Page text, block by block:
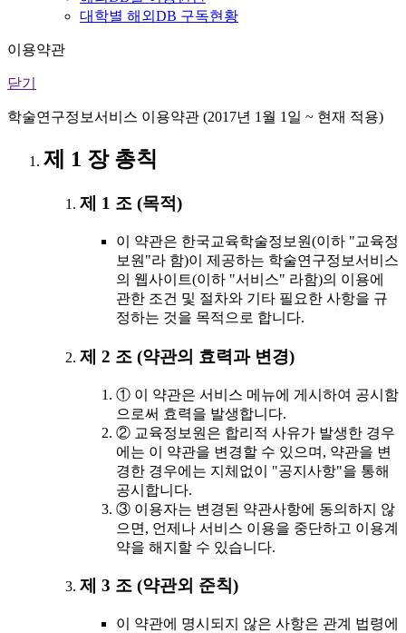
대학별 해외DB 구독현황
이용약관
닫기
학술연구정보서비스 이용약관 (2017년 1월 1일 ~ 현재 적용)
제 1 장 총칙
제 1 조 (목적)
이 약관은 한국교육학술정보원(이하 "교육정
보원"라 함)이 제공하는 학술연구정보서비스
의 웹사이트(이하 "서비스" 라함)의 이용에
관한 조건 및 절차와 기타 필요한 사항을 규
정하는 것을 목적으로 합니다.
제 2 조 (약관의 효력과 변경)
① 이 약관은 서비스 메뉴에 게시하여 공시함
으로써 효력을 발생합니다.
② 교육정보원은 합리적 사유가 발생한 경우
에는 이 약관을 변경할 수 있으며, 약관을 변
경한 경우에는 지체없이 "공지사항"을 통해
공시합니다.
③ 이용자는 변경된 약관사항에 동의하지 않
으면, 언제나 서비스 이용을 중단하고 이용계
약을 해지할 수 있습니다.
제 3 조 (약관외 준칙)
이 약관에 명시되지 않은 사항은 관계 법령에